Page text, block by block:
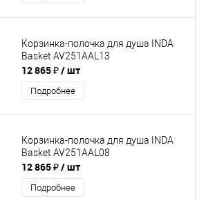
Корзинка-полочка для душа INDA
Basket AV251AAL13
12 865 ₽/ шт
Подробнее
Корзинка-полочка для душа INDA
Basket AV251AAL08
12 865 ₽/ шт
Подробнее